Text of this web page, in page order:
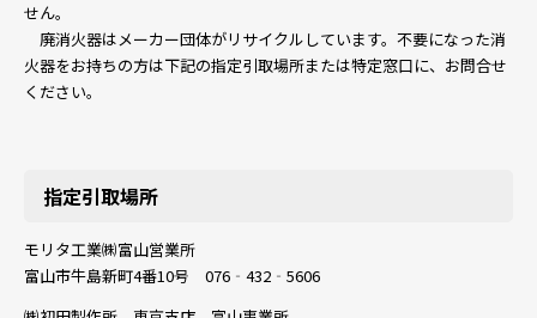
せん。
廃消火器はメーカー団体がリサイクルしています。不要になった消
火器をお持ちの方は下記の指定引取場所または特定窓口に、お問合せ
ください。
指定引取場所
モリタ工業㈱富山営業所
富山市牛島新町4番10号 076‐432‐5606